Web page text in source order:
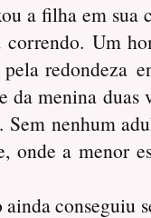
a filha em sua
correndo. Um
redondeza
da menina duas
Sem nenhum
onde a menor
conseguiu